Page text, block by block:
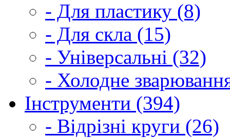
- Для пластику (8)
- Для скла (15)
- Універсальні (32)
- Холодне
Інструменти (394)
- Відрізні круги (26)